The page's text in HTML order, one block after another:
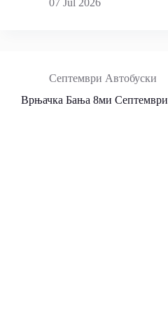
Септември Автобуски
Врњачка Бања 8ми Септември